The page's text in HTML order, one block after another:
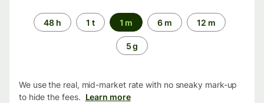
Time
period
48 h 1 t 1 m 6 m 12 m
5 g
We use the real, mid-market rate with no sneaky mark-up
to hide the fees. Learn more